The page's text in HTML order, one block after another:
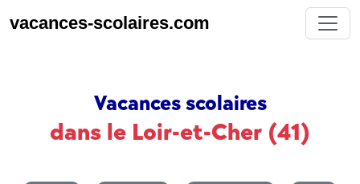
vacances-scolaires.com
Vacances scolaires
dans le Loir-et-Cher (41)